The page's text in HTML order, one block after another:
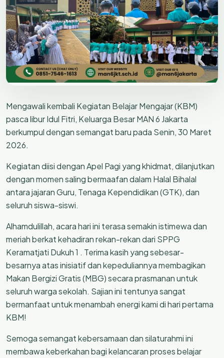
Mengawali kembali Kegiatan Belajar Mengajar (KBM)
pasca libur Idul Fitri, Keluarga Besar MAN 6 Jakarta
berkumpul dengan semangat baru pada Senin, 30 Maret
2026.
Kegiatan diisi dengan Apel Pagi yang khidmat, dilanjutkan
dengan momen saling bermaafan dalam Halal Bihalal
antara jajaran Guru, Tenaga Kependidikan (GTK), dan
seluruh siswa-siswi.
Alhamdulillah, acara hari ini terasa semakin istimewa dan
meriah berkat kehadiran rekan-rekan dari SPPG
Keramatjati Dukuh 1 . Terima kasih yang sebesar-
besarnya atas inisiatif dan kepeduliannya membagikan
Makan Bergizi Gratis (MBG) secara prasmanan untuk
seluruh warga sekolah. Sajian ini tentunya sangat
bermanfaat untuk menambah energi kami di hari pertama
KBM!
Semoga semangat kebersamaan dan silaturahmi ini
membawa keberkahan bagi kelancaran proses belajar